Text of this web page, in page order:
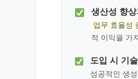
생산성 향
업무 효율성
적 이익을 가
도입 시 기
성공적인 생